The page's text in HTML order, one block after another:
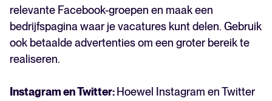
relevante Facebook-groepen en maak een
bedrijfspagina waar je vacatures kunt delen. Gebruik
ook betaalde advertenties om een groter bereik te
realiseren.
Instagram en Twitter: Hoewel Instagram en Twitter